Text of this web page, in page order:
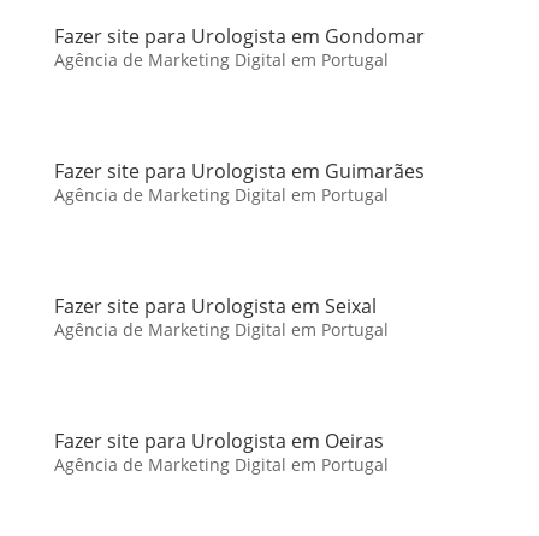
Fazer site para Urologista em Gondomar
Agência de Marketing Digital em Portugal
Fazer site para Urologista em Guimarães
Agência de Marketing Digital em Portugal
Fazer site para Urologista em Seixal
Agência de Marketing Digital em Portugal
Fazer site para Urologista em Oeiras
Agência de Marketing Digital em Portugal